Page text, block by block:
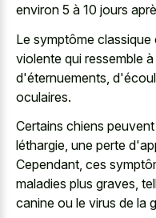
environ 5 à 10 jours
Le symptôme
violente qui ressemble
d'éternuements,
oculaires.
Certains chiens
léthargie, une perte
Cependant, ces
maladies plus graves,
canine ou le virus de la